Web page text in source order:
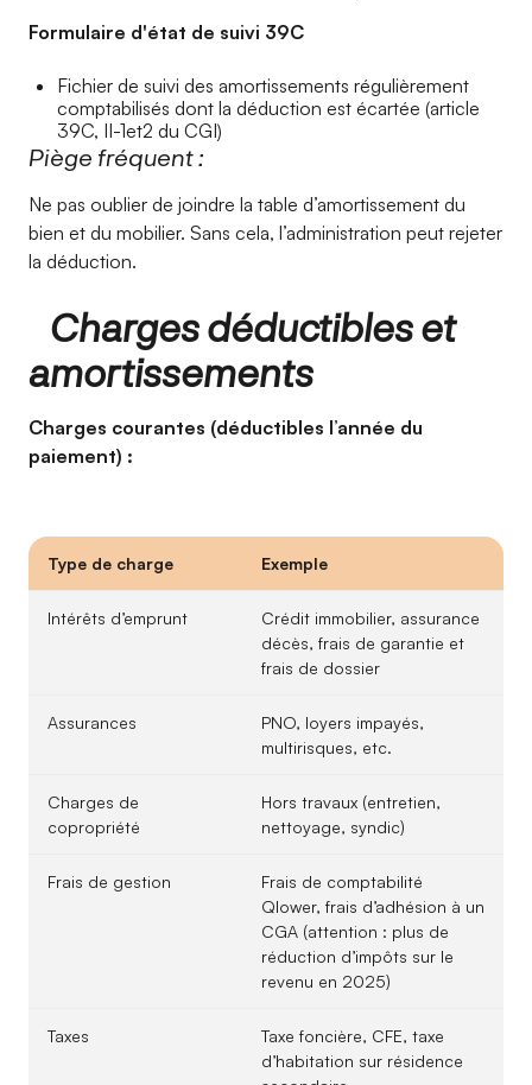
Formulaire d'état de suivi 39C
Fichier de suivi des amortissements régulièrement
comptabilisés dont la déduction est écartée (article
39C, II-1et2 du CGI)
Piège fréquent :
Ne pas oublier de joindre la table d’amortissement du
bien et du mobilier. Sans cela, l’administration peut rejeter
la déduction.
Charges déductibles et
amortissements
Charges courantes (déductibles l’année du
paiement) :
Type de charge Exemple
Intérêts d’emprunt
Crédit immobilier, assurance
décès, frais de garantie et
frais de dossier
Assurances
PNO, loyers impayés,
multirisques, etc.
Charges de
copropriété
Hors travaux (entretien,
nettoyage, syndic)
Frais de gestion
Frais de comptabilité
Qlower, frais d’adhésion à un
CGA (attention : plus de
réduction d’impôts sur le
revenu en 2025)
Taxes
Taxe foncière, CFE, taxe
d’habitation sur résidence